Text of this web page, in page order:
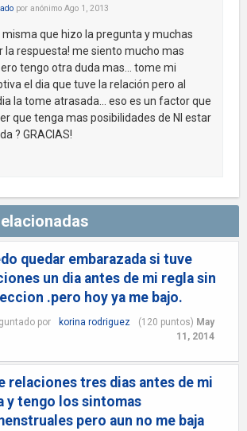
por anónimo Ago 1, 2013
misma que hizo la pregunta y muchas
la respuesta! me siento mucho mas
tengo otra duda mas... tome mi
el dia que tuve la relación pero al
la tome atrasada... eso es un factor que
que tenga mas posibilidades de NI estar
? GRACIAS!
quedar embarazada si tuve
un dia antes de mi regla sin
.pero hoy ya me bajo.
por korina rodriguez (120 puntos) May
11, 2014
relaciones tres dias antes de mi
y tengo los sintomas
pero aun no me baja